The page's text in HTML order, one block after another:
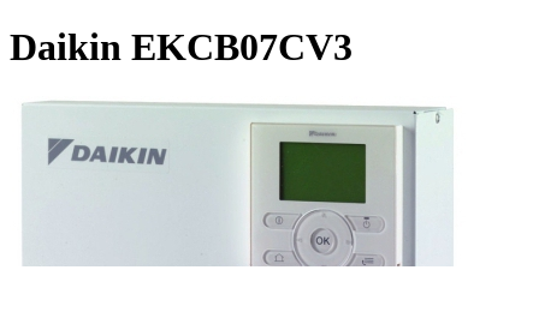
Daikin EKCB07CV3